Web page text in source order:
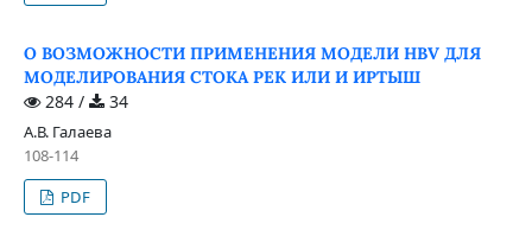
О ВОЗМОЖНОСТИ ПРИМЕНЕНИЯ МОДЕЛИ HBV ДЛЯ
МОДЕЛИРОВАНИЯ СТОКА РЕК ИЛИ И ИРТЫШ
284 / 34
А.В. Галаева
108-114
PDF